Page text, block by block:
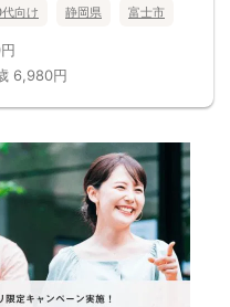
向け 静岡県 富士市
6,980円